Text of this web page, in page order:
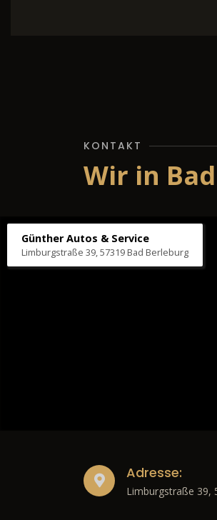
KONTAKT
Wir in
Günther Autos & Service
Limburgstraße 39, 57319 Bad Berleburg
Adresse:
Limburgstraße 39,